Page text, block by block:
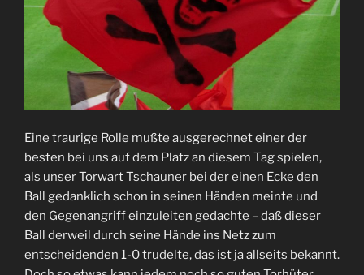
Eine traurige Rolle mußte ausgerechnet einer der
besten bei uns auf dem Platz an diesem Tag spielen,
als unser Torwart Tschauner bei der einen Ecke den
Ball gedanklich schon in seinen Händen meinte und
den Gegenangriff einzuleiten gedachte – daß dieser
Ball derweil durch seine Hände ins Netz zum
entscheidenden 1-0 trudelte, das ist ja allseits bekannt.